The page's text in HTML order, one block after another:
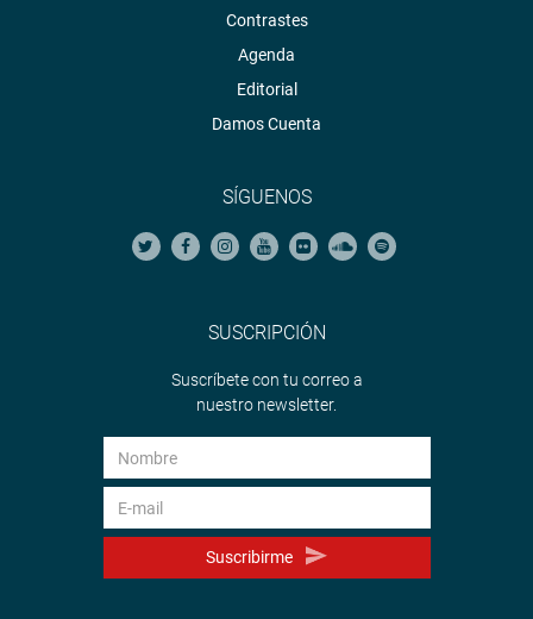
Contrastes
Agenda
Editorial
Damos Cuenta
SÍGUENOS
SUSCRIPCIÓN
Suscríbete con tu correo a
nuestro newsletter.
Suscribirme